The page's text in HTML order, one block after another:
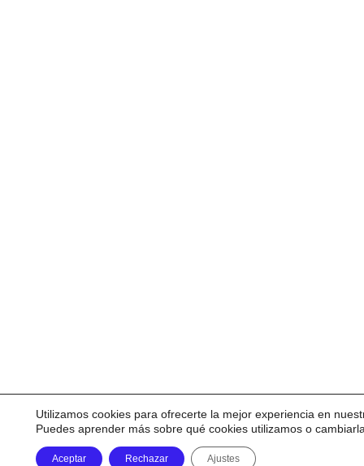
Utilizamos cookies para ofrecerte la mejor experiencia en
Puedes aprender más sobre qué cookies utilizamos o
Aceptar Rechazar Ajustes